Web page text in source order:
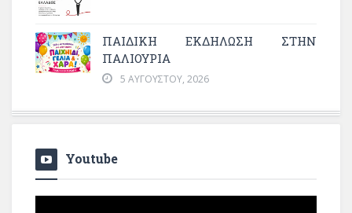
ΠΑΙΔΙΚΗ ΕΚΔΗΛΩΣΗ ΣΤΗΝ
ΠΑΛΙΟΥΡΙΑ
5 ΑΥΓΟΎΣΤΟΥ, 2026
Youtube